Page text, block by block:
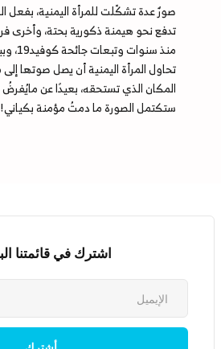
صورٌ عدة تشكّلت للمرأة اليمنية، بفعل
تدفع نحو هيمنة ذكورية بحتة، وأخرى
منذ
تحاول المرأة اليمنية أن يصل صوتها
المكان الذي تستحقه، بعيدًا عن
ستكتمل الصورة ما دمتُ مؤمنة بكياني!
اشترك في قائمتنا